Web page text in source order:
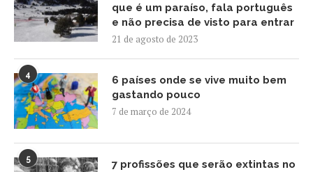
que é um paraíso, fala português
e não precisa de visto para entrar
21 de agosto de 2023
4
6 países onde se vive muito bem
gastando pouco
7 de março de 2024
5
7 profissões que serão extintas no